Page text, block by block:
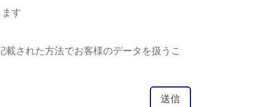
す
載された方法でお客様のデータを扱うこ